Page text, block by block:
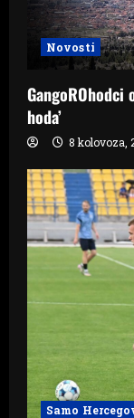
Novosti
hoda’
8 kolovoza,
Samo